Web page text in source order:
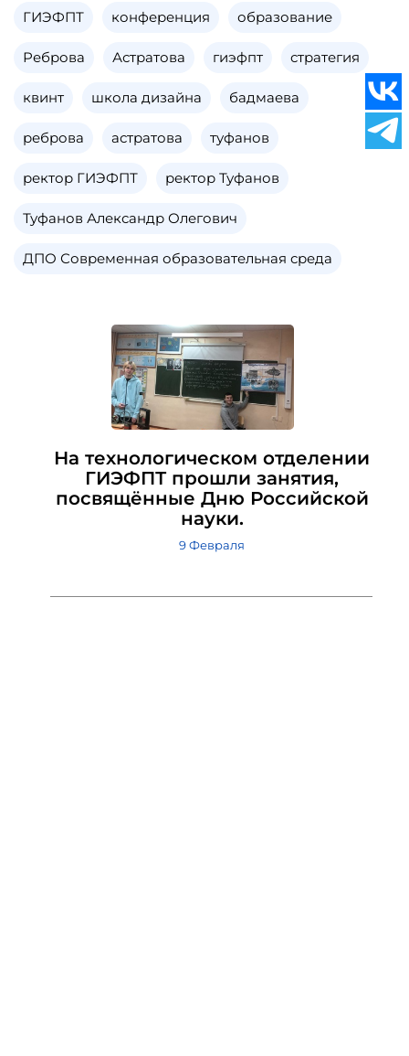
На технологическом отделении
ГИЭФПТ прошли занятия,
посвящённые Дню Российской
науки.
9 Февраля
ГИЭФПТ конференция образование
Реброва Астратова гиэфпт стратегия
квинт школа дизайна бадмаева
реброва астратова туфанов
ректор ГИЭФПТ ректор Туфанов
Туфанов Александр Олегович
ДПО Современная образовательная среда